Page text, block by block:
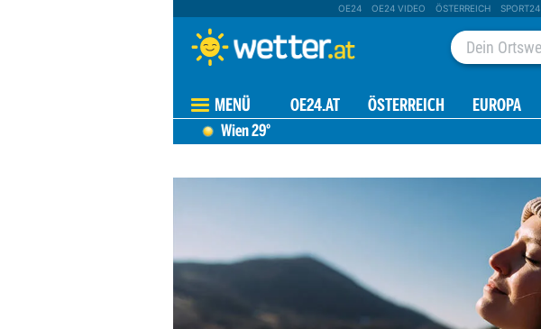
OE24 OE24 VIDEO ÖSTERREICH SPORT24
MENÜ OE24.AT ÖSTERREICH EUROPA
Wien29°